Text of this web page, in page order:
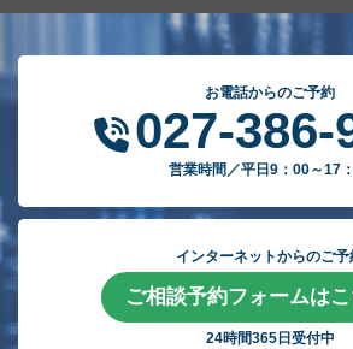
お電話からのご予約
027-386-
営業時間／平日9：00～17
インターネットからのご予
ご相談予約フォームは
24時間365日受付中